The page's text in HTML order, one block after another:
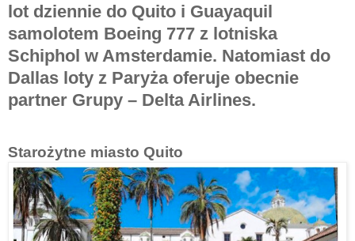
lot dziennie do Quito i Guayaquil
samolotem Boeing 777 z lotniska
Schiphol w Amsterdamie. Natomiast do
Dallas loty z Paryża oferuje obecnie
partner Grupy – Delta Airlines.
Starożytne miasto Quito